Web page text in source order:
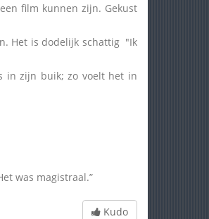
film kunnen zijn. Gekust
Het is dodelijk schattig "Ik
in zijn buik; zo voelt het in
was magistraal.”
Kudo